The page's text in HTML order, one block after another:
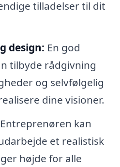
tilladelser til dit
design: En god
tilbyde rådgivning
og selvfølgelig
dine visioner.
Entreprenøren kan
et realistisk
højde for alle